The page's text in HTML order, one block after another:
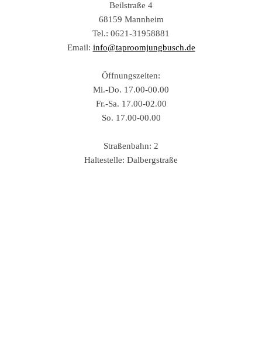
Beilstraße 4
68159 Mannheim
Tel.: 0621-31958881
Email: info@taproomjungbusch.de
Öffnungszeiten:
Mi.-Do. 17.00-00.00
Fr.-Sa. 17.00-02.00
So. 17.00-00.00
Straßenbahn: 2
Haltestelle: Dalbergstraße